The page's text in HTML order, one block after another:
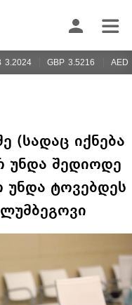
3.2024 GBP 3.5216 AED
(სადაც იქნება
უნდა შედიოდე
უნდა ტოვებდეს